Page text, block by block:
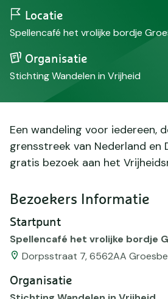
Locatie
Spellencafé het vrolijke bordje
Organisatie
Stichting Wandelen in Vrijheid
Een wandeling voor iedereen,
grensstreek van Nederland en
gratis bezoek aan het
Bezoekers Informatie
Startpunt
Spellencafé het vrolijke bordje
Dorpsstraat 7, 6562AA
Organisatie